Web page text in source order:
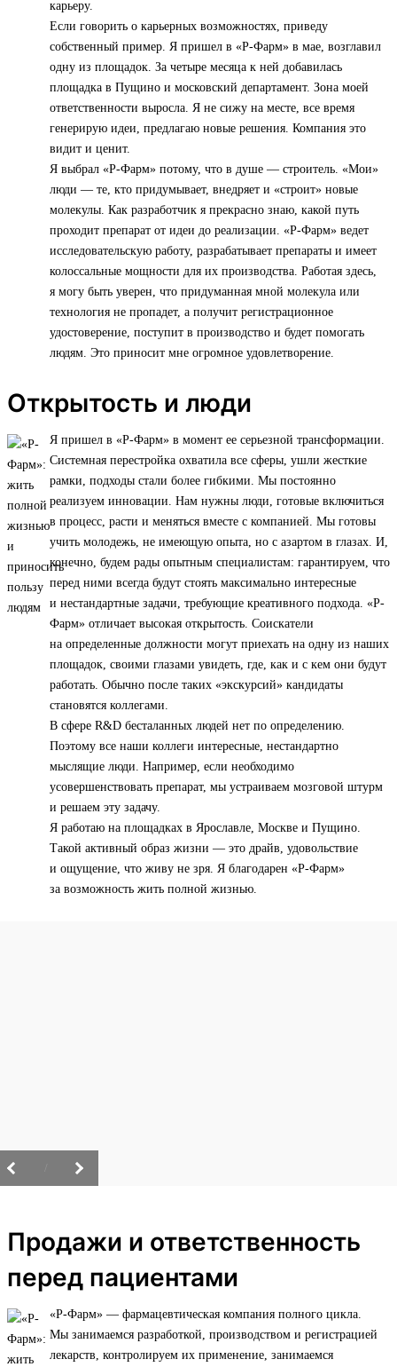
карьеру.
Если говорить о карьерных возможностях, приведу
собственный пример. Я пришел в «Р-Фарм» в мае, возглавил
одну из площадок. За четыре месяца к ней добавилась
площадка в Пущино и московский департамент. Зона моей
ответственности выросла. Я не сижу на месте, все время
генерирую идеи, предлагаю новые решения. Компания это
видит и ценит.
Я выбрал «Р-Фарм» потому, что в душе — строитель. «Мои»
люди — те, кто придумывает, внедряет и «строит» новые
молекулы. Как разработчик я прекрасно знаю, какой путь
проходит препарат от идеи до реализации. «Р-Фарм» ведет
исследовательскую работу, разрабатывает препараты и имеет
колоссальные мощности для их производства. Работая здесь,
я могу быть уверен, что придуманная мной молекула или
технология не пропадет, а получит регистрационное
удостоверение, поступит в производство и будет помогать
людям. Это приносит мне огромное удовлетворение.
Открытость и люди
Я пришел в «Р-Фарм» в момент ее серьезной трансформации.
Системная перестройка охватила все сферы, ушли жесткие
рамки, подходы стали более гибкими. Мы постоянно
реализуем инновации. Нам нужны люди, готовые включиться
в процесс, расти и меняться вместе с компанией. Мы готовы
учить молодежь, не имеющую опыта, но с азартом в глазах. И,
конечно, будем рады опытным специалистам: гарантируем, что
перед ними всегда будут стоять максимально интересные
и нестандартные задачи, требующие креативного подхода. «Р-
Фарм» отличает высокая открытость. Соискатели
на определенные должности могут приехать на одну из наших
площадок, своими глазами увидеть, где, как и с кем они будут
работать. Обычно после таких «экскурсий» кандидаты
становятся коллегами.
В сфере R&D бесталанных людей нет по определению.
Поэтому все наши коллеги интересные, нестандартно
мыслящие люди. Например, если необходимо
усовершенствовать препарат, мы устраиваем мозговой штурм
и решаем эту задачу.
Я работаю на площадках в Ярославле, Москве и Пущино.
Такой активный образ жизни — это драйв, удовольствие
и ощущение, что живу не зря. Я благодарен «Р-Фарм»
за возможность жить полной жизнью.
Продажи и ответственность
перед пациентами
«Р-Фарм» — фармацевтическая компания полного цикла.
Мы занимаемся разработкой, производством и регистрацией
лекарств, контролируем их применение, занимаемся